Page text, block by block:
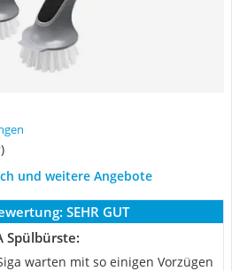
)
und weitere Angebote
SEHR GUT
Spülbürste:
warten mit so einigen Vorzügen